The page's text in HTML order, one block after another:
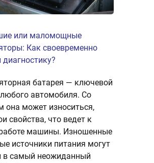
или маломощные
Как своевременно
диагностику?
батарея — ключевой
автомобиля. Со
она может износиться,
свойства, что ведет к
машины. Изношенные
источники питания могут
в самый неожиданный